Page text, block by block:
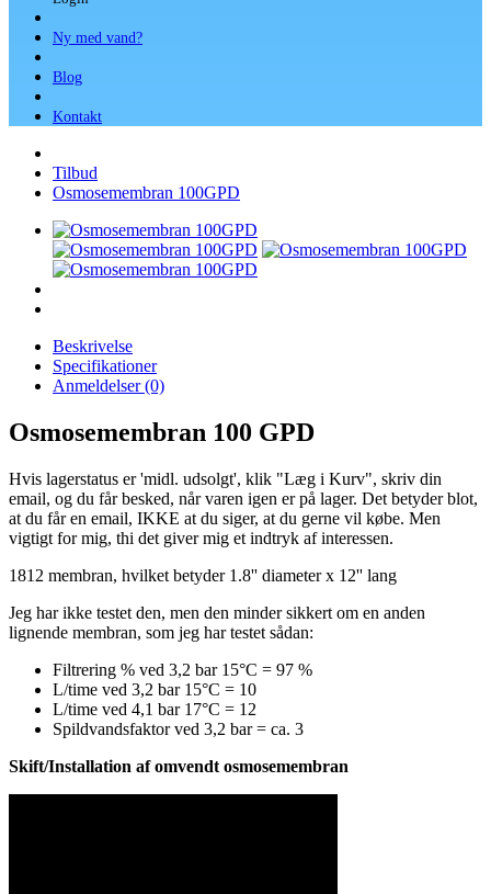
Ny med vand?
Blog
Kontakt
Tilbud
Osmosemembran 100GPD
Beskrivelse
Specifikationer
Anmeldelser (0)
Osmosemembran 100 GPD
Hvis lagerstatus er 'midl. udsolgt', klik "Læg i Kurv", skriv din
email, og du får besked, når varen igen er på lager. Det betyder blot,
at du får en email, IKKE at du siger, at du gerne vil købe. Men
vigtigt for mig, thi det giver mig et indtryk af interessen.
1812 membran, hvilket betyder 1.8'' diameter x 12'' lang
Jeg har ikke testet den, men den minder sikkert om en anden
lignende membran, som jeg har testet sådan:
Filtrering % ved 3,2 bar 15°C = 97 %
L/time ved 3,2 bar 15°C = 10
L/time ved 4,1 bar 17°C = 12
Spildvandsfaktor ved 3,2 bar = ca. 3
Skift/Installation af omvendt osmosemembran